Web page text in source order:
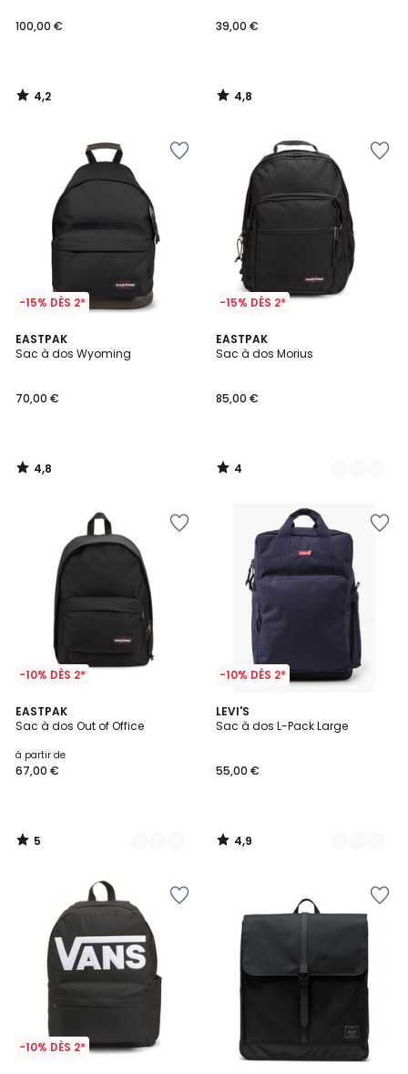
100,00 €
4,2
/
39,00 €
4,8
/
-15% DÈS 2*
EASTPAK
Sac à dos Wyoming
70,00 €
4,8
/ 5
4,8
/
-15% DÈS 2*
EASTPAK
Sac à dos Morius
85,00 €
4
/
2
Couleurs
4
/
-10% DÈS 2*
EASTPAK
Sac à dos Out of Office
à partir de
67,00 €
5
/
3
Couleurs
5
/
-10% DÈS 2*
LEVI'S
Sac à dos L-Pack Large
55,00 €
4,9
/ 5
3
Couleurs
4,9
/
-10% DÈS 2*